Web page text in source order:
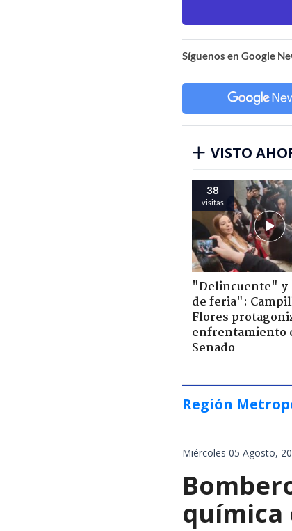
Síguenos en Google
VISTO
38
visitas
"Delincuente" y
de feria":
Flores
enfrentamiento
Senado
Región
Miércoles 05 Agosto,
química